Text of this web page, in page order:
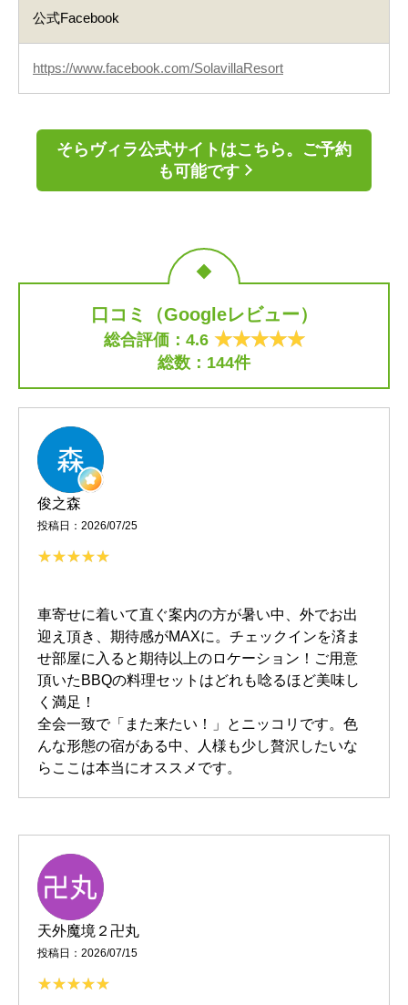
公式Facebook
https://www.facebook.com/SolavillaResort
そらヴィラ公式サイトはこちら。ご予約
も可能です
口コミ（Googleレビュー）
総合評価：4.6
総数：144件
俊之森
投稿日：2026/07/25
車寄せに着いて直ぐ案内の方が暑い中、外でお出
迎え頂き、期待感がMAXに。チェックインを済ま
せ部屋に入ると期待以上のロケーション！ご用意
頂いたBBQの料理セットはどれも唸るほど美味し
く満足！
全会一致で「また来たい！」とニッコリです。色
んな形態の宿がある中、人様も少し贅沢したいな
らここは本当にオススメです。
天外魔境２卍丸
投稿日：2026/07/15